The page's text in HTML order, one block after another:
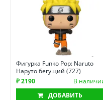
Фигурка Funko Pop: Naruto
Наруто бегущий (727)
₽ 2190
В
ДОБАВИТЬ